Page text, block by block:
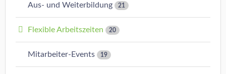
Aus- und Weiterbildung 21
Flexible Arbeitszeiten 20
Mitarbeiter-Events 19